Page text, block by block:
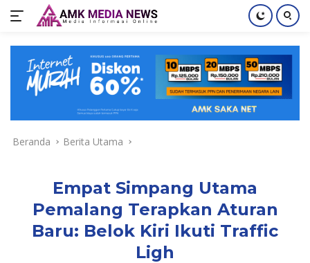
konten
Beranda Berita Utama
Empat Simpang Utama
Pemalang Terapkan Aturan
Baru: Belok Kiri Ikuti Traffic
Ligh